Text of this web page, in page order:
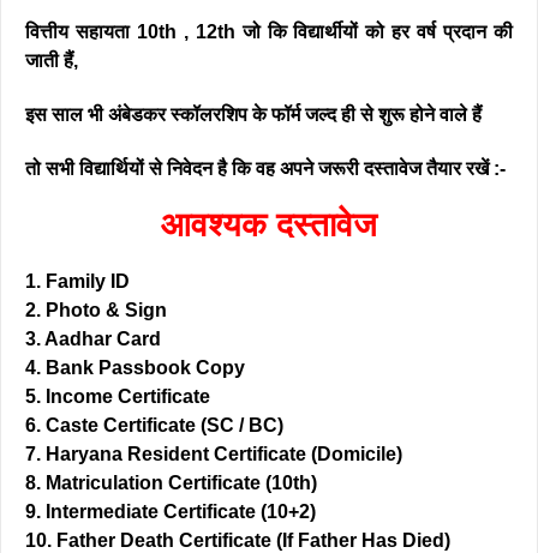
वित्तीय सहायता 10th , 12th जो कि विद्यार्थीयों को हर वर्ष प्रदान की
जाती हैं,
इस साल भी अंबेडकर स्कॉलरशिप के फॉर्म जल्द ही से शुरू होने वाले हैं
तो सभी विद्यार्थियों से निवेदन है कि वह अपने जरूरी दस्तावेज तैयार रखें :-
आवश्यक दस्तावेज
1. Family ID
2. Photo & Sign
3. Aadhar Card
4. Bank Passbook Copy
5. Income Certificate
6. Caste Certificate (SC / BC)
7. Haryana Resident Certificate (Domicile)
8. Matriculation Certificate (10th)
9. Intermediate Certificate (10+2)
10. Father Death Certificate (If Father Has Died)